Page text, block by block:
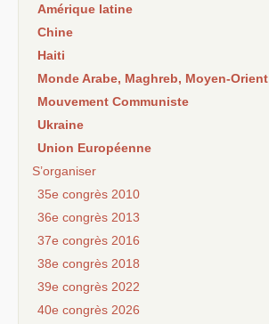
Amérique latine
Chine
Haiti
Monde Arabe, Maghreb, Moyen-Orient
Mouvement Communiste
Ukraine
Union Européenne
S’organiser
35e congrès 2010
36e congrès 2013
37e congrès 2016
38e congrès 2018
39e congrès 2022
40e congrès 2026